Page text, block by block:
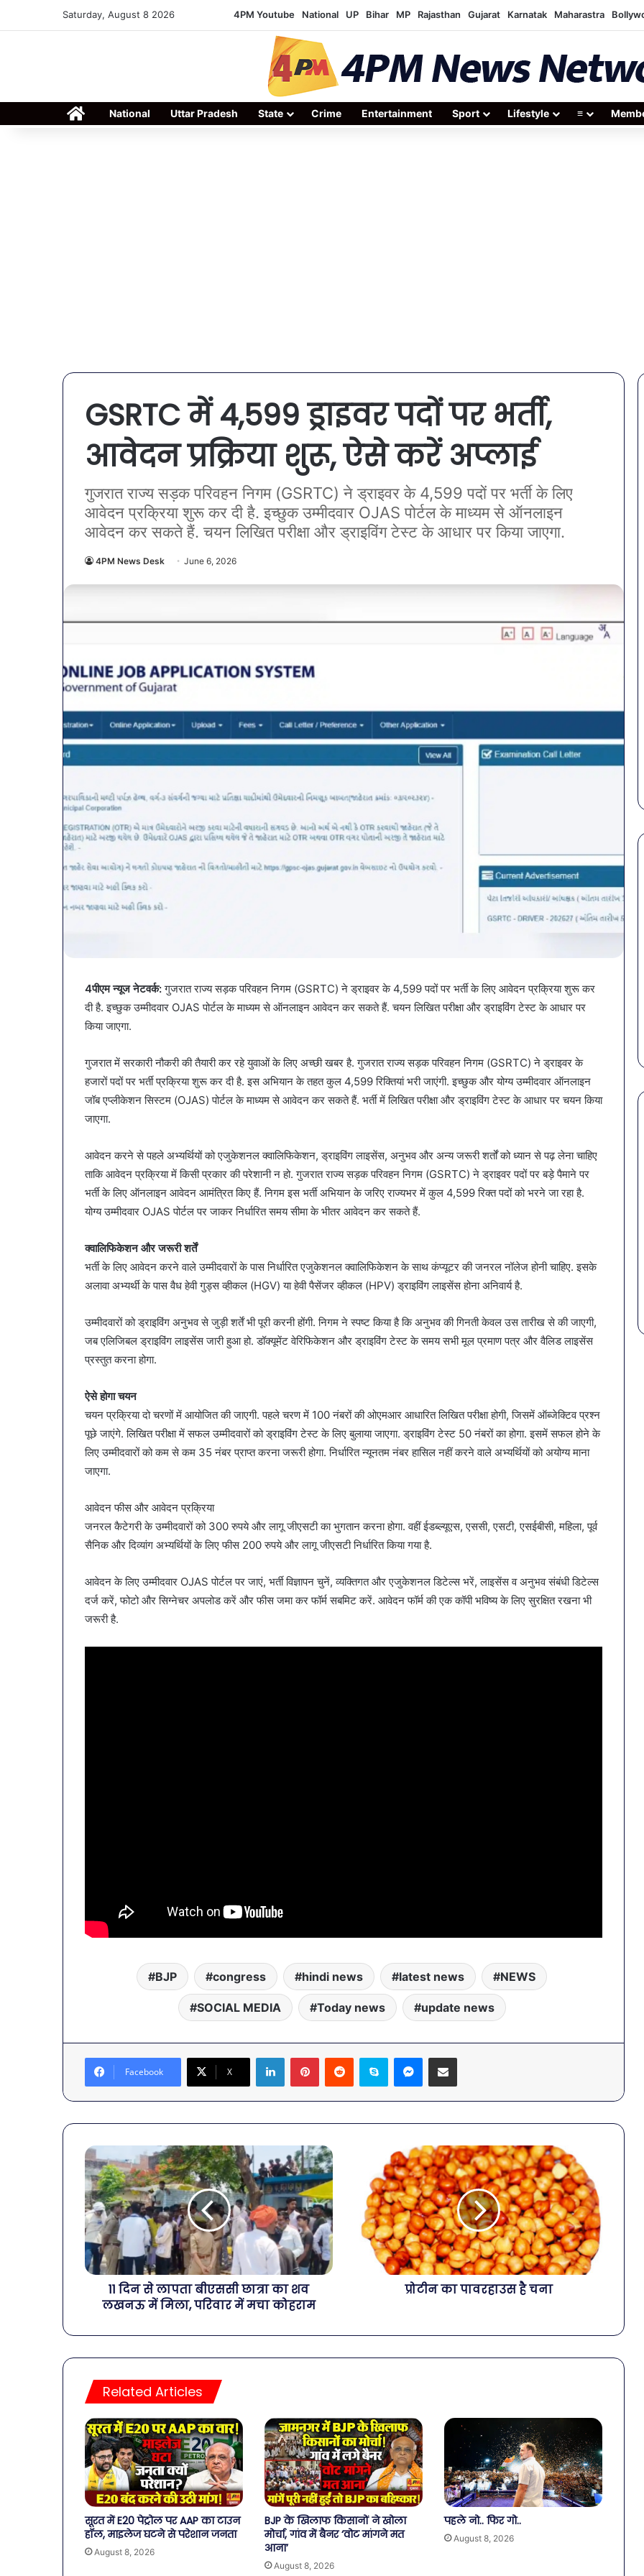
Saturday, August 8 2026 4PM Youtube National UP Bihar MP Rajasthan Gujarat Karnatak Maharastra
HomeNational Uttar Pradesh State Crime Entertainment Sport Lifestyle ≡
GSRTC में 4,599 ड्राइवर पदों पर भर्ती,
आवेदन प्रक्रिया शुरू, ऐसे करें अप्लाई
गुजरात राज्य सड़क परिवहन निगम (GSRTC) ने ड्राइवर के 4,599 पदों पर भर्ती के लिए
आवेदन प्रक्रिया शुरू कर दी है. इच्छुक उम्मीदवार OJAS पोर्टल के माध्यम से ऑनलाइन
आवेदन कर सकते हैं. चयन लिखित परीक्षा और ड्राइविंग टेस्ट के आधार पर किया जाएगा.
4PM News Desk June 6, 2026
4पीएम न्यूज नेटवर्क:गुजरात राज्य सड़क परिवहन निगम (GSRTC) ने ड्राइवर के 4,599 पदों पर भर्ती के लिए आवेदन प्रक्रिया शुरू कर
दी है. इच्छुक उम्मीदवार OJAS पोर्टल के माध्यम से ऑनलाइन आवेदन कर सकते हैं. चयन लिखित परीक्षा और ड्राइविंग टेस्ट के आधार पर
किया जाएगा.
गुजरात में सरकारी नौकरी की तैयारी कर रहे युवाओं के लिए अच्छी खबर है. गुजरात राज्य सड़क परिवहन निगम (GSRTC) ने ड्राइवर के
हजारों पदों पर भर्ती प्रक्रिया शुरू कर दी है. इस अभियान के तहत कुल 4,599 रिक्तियां भरी जाएंगी. इच्छुक और योग्य उम्मीदवार ऑनलाइन
जॉब एप्लीकेशन सिस्टम (OJAS) पोर्टल के माध्यम से आवेदन कर सकते हैं. भर्ती में लिखित परीक्षा और ड्राइविंग टेस्ट के आधार पर चयन किया
जाएगा.
आवेदन करने से पहले अभ्यर्थियों को एजुकेशनल क्वालिफिकेशन, ड्राइविंग लाइसेंस, अनुभव और अन्य जरूरी शर्तों को ध्यान से पढ़ लेना चाहिए
ताकि आवेदन प्रक्रिया में किसी प्रकार की परेशानी न हो. गुजरात राज्य सड़क परिवहन निगम (GSRTC) ने ड्राइवर पदों पर बड़े पैमाने पर
भर्ती के लिए ऑनलाइन आवेदन आमंत्रित किए हैं. निगम इस भर्ती अभियान के जरिए राज्यभर में कुल 4,599 रिक्त पदों को भरने जा रहा है.
योग्य उम्मीदवार OJAS पोर्टल पर जाकर निर्धारित समय सीमा के भीतर आवेदन कर सकते हैं.
क्वालिफिकेशन और जरूरी शर्तें
भर्ती के लिए आवेदन करने वाले उम्मीदवारों के पास निर्धारित एजुकेशनल क्वालिफिकेशन के साथ कंप्यूटर की जनरल नॉलेज होनी चाहिए. इसके
अलावा अभ्यर्थी के पास वैध हेवी गुड्स व्हीकल (HGV) या हेवी पैसेंजर व्हीकल (HPV) ड्राइविंग लाइसेंस होना अनिवार्य है.
उम्मीदवारों को ड्राइविंग अनुभव से जुड़ी शर्तें भी पूरी करनी होंगी. निगम ने स्पष्ट किया है कि अनुभव की गिनती केवल उस तारीख से की जाएगी,
जब एलिजिबल ड्राइविंग लाइसेंस जारी हुआ हो. डॉक्यूमेंट वेरिफिकेशन और ड्राइविंग टेस्ट के समय सभी मूल प्रमाण पत्र और वैलिड लाइसेंस
प्रस्तुत करना होगा.
ऐसे होगा चयन
चयन प्रक्रिया दो चरणों में आयोजित की जाएगी. पहले चरण में 100 नंबरों की ओएमआर आधारित लिखित परीक्षा होगी, जिसमें ऑब्जेक्टिव प्रश्न
पूछे जाएंगे. लिखित परीक्षा में सफल उम्मीदवारों को ड्राइविंग टेस्ट के लिए बुलाया जाएगा. ड्राइविंग टेस्ट 50 नंबरों का होगा. इसमें सफल होने के
लिए उम्मीदवारों को कम से कम 35 नंबर प्राप्त करना जरूरी होगा. निर्धारित न्यूनतम नंबर हासिल नहीं करने वाले अभ्यर्थियों को अयोग्य माना
जाएगा.
आवेदन फीस और आवेदन प्रक्रिया
जनरल कैटेगरी के उम्मीदवारों को 300 रुपये और लागू जीएसटी का भुगतान करना होगा. वहीं ईडब्ल्यूएस, एससी, एसटी, एसईबीसी, महिला, पूर्व
सैनिक और दिव्यांग अभ्यर्थियों के लिए फीस 200 रुपये और लागू जीएसटी निर्धारित किया गया है.
आवेदन के लिए उम्मीदवार OJAS पोर्टल पर जाएं, भर्ती विज्ञापन चुनें, व्यक्तिगत और एजुकेशनल डिटेल्स भरें, लाइसेंस व अनुभव संबंधी डिटेल्स
दर्ज करें, फोटो और सिग्नेचर अपलोड करें और फीस जमा कर फॉर्म सबमिट करें. आवेदन फॉर्म की एक कॉपी भविष्य के लिए सुरक्षित रखना भी
जरूरी है.
BJP congress hindi news latest news NEWS
SOCIAL MEDIA Today news update news
Facebook X
LinkedInPinterestReddit Skype Messenger
Share via Email
11 दिन से लापता बीएससी छात्रा का शव
लखनऊ में मिला, परिवार में मचा कोहराम
प्रोटीन का पावरहाउस है चना
Related Articles
सूरत में E20 पेट्रोल पर AAP का टाउन
हॉल, माइलेज घटने से परेशान जनता
August 8, 2026
BJP के खिलाफ किसानों ने खोला
मोर्चा, गांव में बैनर ‘वोट मांगने मत
आना’
August 8, 2026
पहले नो.. फिर गो..
August 8, 2026
नगर
ट्रेडर्स
पहली
बैठक,
केजरीवाल–
मान
कदम
नगर में ट्रेडर्स कमीशन की पहली
बैठक, केजरीवाल–मान का बड़ा
गर्मियों
करें
सब्जियां
पेट की समस्याओं से बचना है?
गर्मियों में डाइट में शामिल करें ये 7